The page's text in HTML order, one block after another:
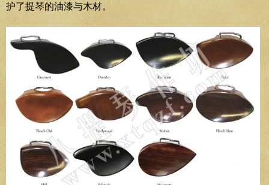
护了提琴的油漆与木材。